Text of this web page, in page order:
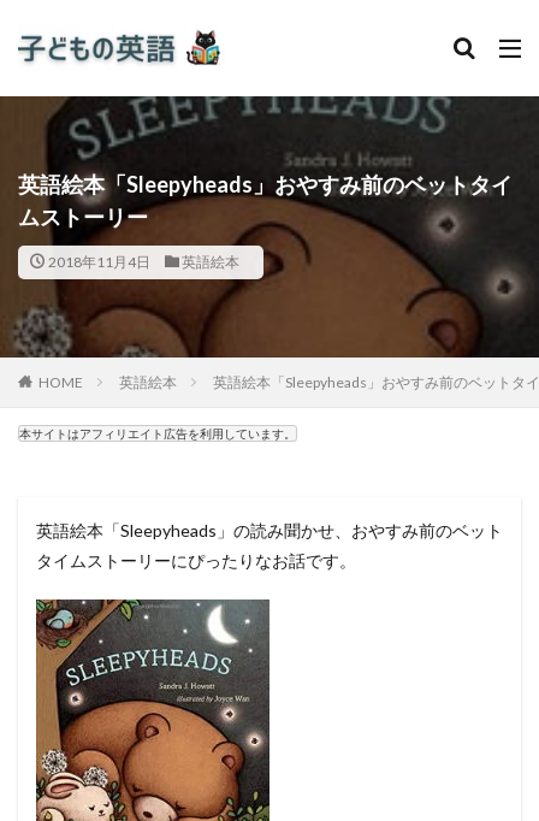
英語絵本「Sleepyheads」おやすみ前のベットタイ
ムストーリー
2018年11月4日 英語絵本
HOME 英語絵本 英語絵本「Sleepyheads」おやすみ前のベットタ
本サイトはアフィリエイト広告を利用しています。
英語絵本「Sleepyheads」の読み聞かせ、おやすみ前のベット
タイムストーリーにぴったりなお話です。